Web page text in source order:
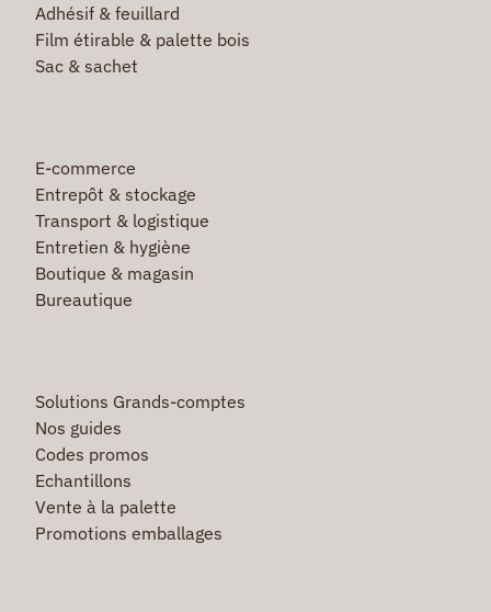
Adhésif & feuillard
Film étirable & palette bois
Sac & sachet
E-commerce
Entrepôt & stockage
Transport & logistique
Entretien & hygiène
Boutique & magasin
Bureautique
Solutions Grands-comptes
Nos guides
Codes promos
Echantillons
Vente à la palette
Promotions emballages